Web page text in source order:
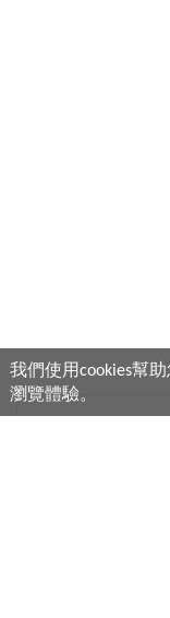
我們使用cookies幫
瀏覽體驗。